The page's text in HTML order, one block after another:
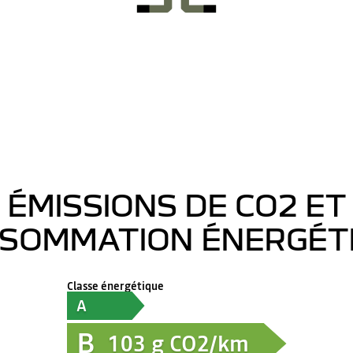
ÉMISSIONS DE CO2 ET
Classe énergétique
A
B 103 g CO2/km